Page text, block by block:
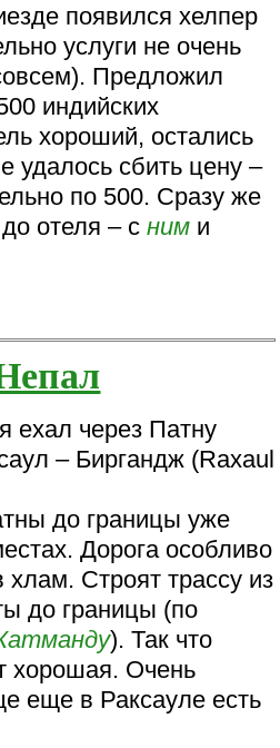
появился хелпер
услуги не очень
Предложил
индийских
хороший, остались
удалось сбить цену –
по 500. Сразу же
до отеля – сним и
ехал через Патну
– Биргандж (Raxaul
до границы уже
Дорога особливо
хлам. Строят трассу из
до границы (по
). Так что
хорошая. Очень
еще в Раксауле есть